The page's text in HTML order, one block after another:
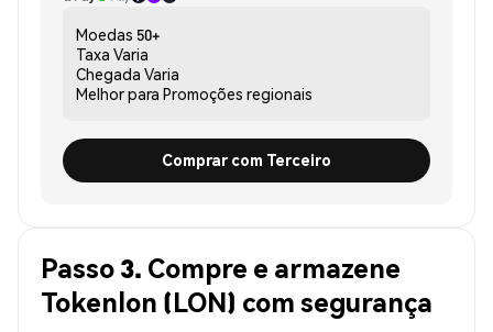
Moedas 50+
Taxa Varia
Chegada Varia
Melhor para Promoções regionais
Comprar com Terceiro
Passo 3. Compre e armazene
Tokenlon (LON) com segurança